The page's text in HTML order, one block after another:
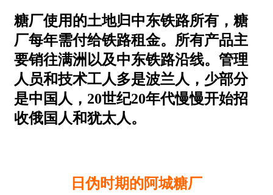
糖厂使用的土地归中东铁路所有，糖
厂每年需付给铁路租金。所有产品主
要销往满洲以及中东铁路沿线。管理
人员和技术工人多是波兰人，少部分
是中国人，20世纪20年代慢慢开始招
收俄国人和犹太人。
日伪时期的阿城糖厂